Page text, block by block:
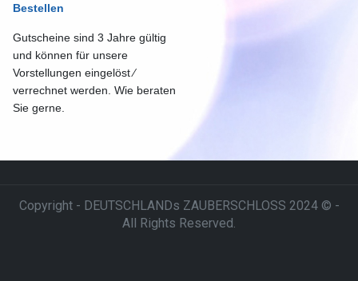
Bestellen
Gutscheine sind 3 Jahre gültig
und können für unsere
Vorstellungen eingelöst ⁄
verrechnet werden. Wie beraten
Sie gerne.
Copyright - DEUTSCHLANDs ZAUBERSCHLOSS 2024 © -
All Rights Reserved.